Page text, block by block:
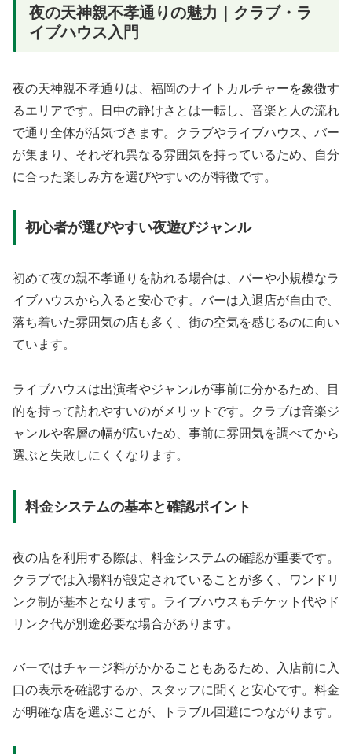
夜の天神親不孝通りの魅力｜クラブ・ラ
イブハウス入門
夜の天神親不孝通りは、福岡のナイトカルチャーを象徴す
るエリアです。日中の静けさとは一転し、音楽と人の流れ
で通り全体が活気づきます。クラブやライブハウス、バー
が集まり、それぞれ異なる雰囲気を持っているため、自分
に合った楽しみ方を選びやすいのが特徴です。
初心者が選びやすい夜遊びジャンル
初めて夜の親不孝通りを訪れる場合は、バーや小規模なラ
イブハウスから入ると安心です。バーは入退店が自由で、
落ち着いた雰囲気の店も多く、街の空気を感じるのに向い
ています。
ライブハウスは出演者やジャンルが事前に分かるため、目
的を持って訪れやすいのがメリットです。クラブは音楽ジ
ャンルや客層の幅が広いため、事前に雰囲気を調べてから
選ぶと失敗しにくくなります。
料金システムの基本と確認ポイント
夜の店を利用する際は、料金システムの確認が重要です。
クラブでは入場料が設定されていることが多く、ワンドリ
ンク制が基本となります。ライブハウスもチケット代やド
リンク代が別途必要な場合があります。
バーではチャージ料がかかることもあるため、入店前に入
口の表示を確認するか、スタッフに聞くと安心です。料金
が明確な店を選ぶことが、トラブル回避につながります。